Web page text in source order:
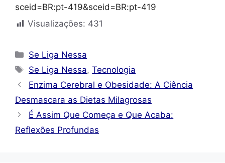
sceid=BR:pt-419&sceid=BR:pt-419
Visualizações: 431
Categorias
Se Liga Nessa
Tags
Se Liga Nessa,Tecnologia
Enzima Cerebral e Obesidade: A Ciência
Desmascara as Dietas Milagrosas
É Assim Que Começa e Que Acaba:
Reflexões Profundas